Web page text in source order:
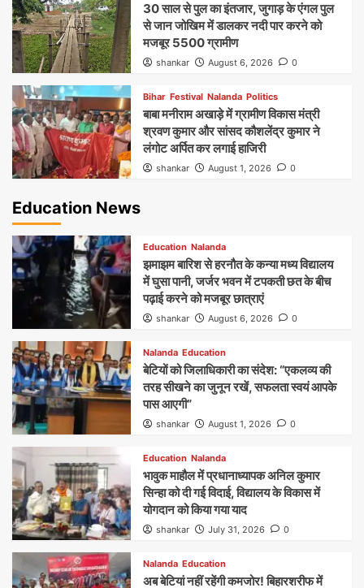
30 साल से पुल का इंतजार, जुगाड़ के एंगल पुल
से जान जोखिम में डालकर नदी पार करने को
मजबूर 5500 ग्रामीण
shankar August 6, 2026 0
Bihar Festival Nalanda Politics
बाबा मनीराम अखाड़े में ग्रामीण विकास मंत्री
श्रवण कुमार और सांसद कौशलेंद्र कुमार ने
लंगोट अर्पित कर लगाई हाजिरी
shankar August 1, 2026 0
Education News
Education Nalanda
झमाझम बारिश से हरनौत के कन्या मध्य विद्यालय
में घुसा पानी, जर्जर भवन में टपकती छत के बीच
पढ़ाई करने को मजबूर छात्राएं
shankar August 6, 2026 0
Nalanda Education
बेटियों को जिलाधिकारी का संदेश: “एकलव्य की
तरह सीखने का जुनून रखें, सफलता स्वयं आपके
पास आएगी”
shankar August 1, 2026 0
Education Nalanda
भावुक माहौल में प्रधानाध्यापक अनिल कुमार
सिन्हा को दी गई विदाई, विद्यालय के विकास में
योगदान को किया गया याद
shankar July 31, 2026 0
Nalanda Education
अब बेटियां नहीं रहेंगी कमजोर! बिहारशरीफ में